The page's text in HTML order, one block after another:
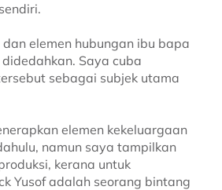
elemen hubungan ibu bapa
Saya cuba
sebagai subjek utama
elemen kekeluargaan
namun saya tampilkan
kerana untuk
Yusof adalah seorang bintang